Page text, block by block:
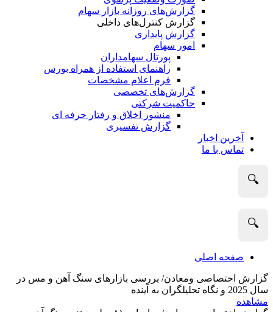
گزارش‌های روزانه بازار سهام
گزارش کنترل‌های داخلی
گزارش پایداری
امور سهام
پورتال سهامداران
راهنمای استفاده از همراه بورس
فرم اعلام مشخصات
گزارش‌های تخصصی
حاکمیت شرکتی
منشور اخلاق و رفتار حرفه­ ای
گزارش تفسیری
آخرین اخبار
تماس با ما
🔍
🔍
صفحه اصلی
گزارش اختصاصی ومعادن/ بررسی بازارهای سنگ آهن و مس در
سال 2025 و نگاه تحلیلگران به آینده
مشاهده